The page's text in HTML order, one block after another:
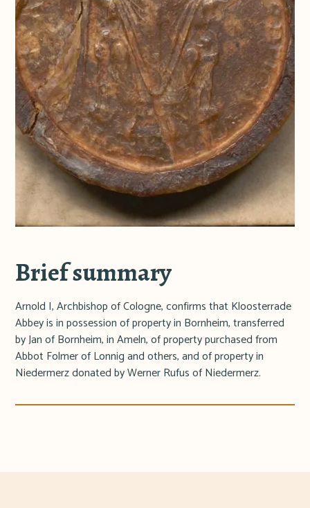
Brief summary
Arnold I, Archbishop of Cologne, confirms that Kloosterrade
Abbey is in possession of property in Bornheim, transferred
by Jan of Bornheim, in Ameln, of property purchased from
Abbot Folmer of Lonnig and others, and of property in
Niedermerz donated by Werner Rufus of Niedermerz.